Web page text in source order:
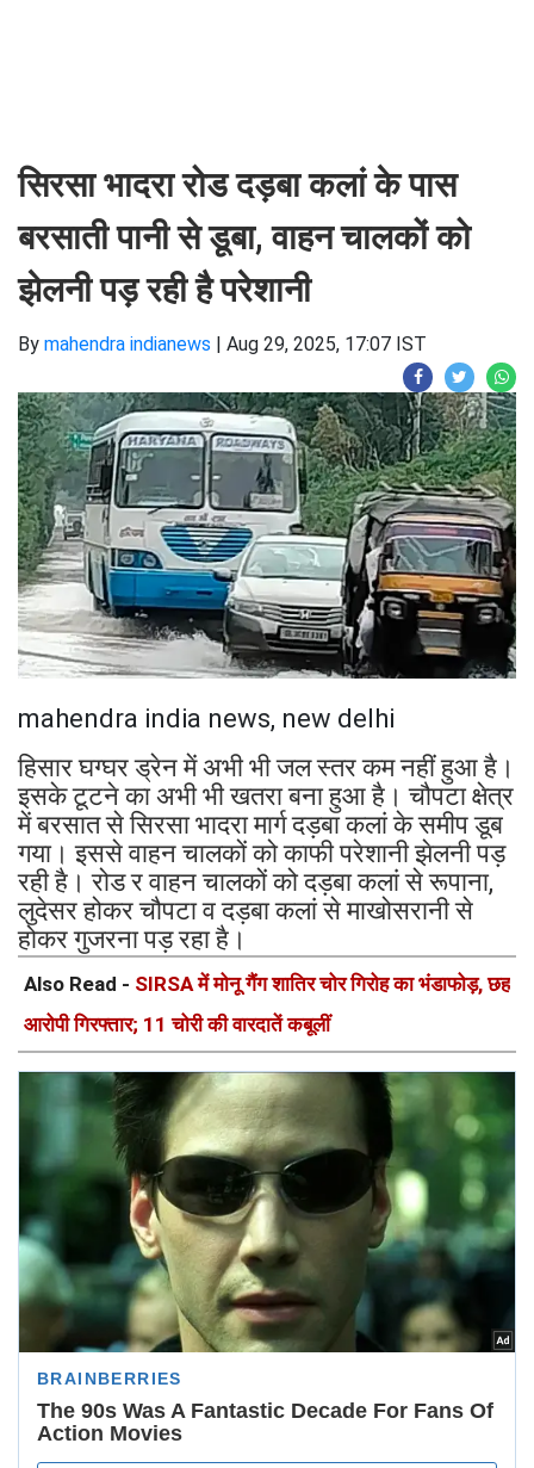
सिरसा भादरा रोड दड़बा कलां के पास
बरसाती पानी से डूबा, वाहन चालकों को
झेलनी पड़ रही है परेशानी
By mahendra indianews | Aug 29, 2025, 17:07 IST
mahendra india news, new delhi
हिसार घग्घर ड्रेन में अभी भी जल स्तर कम नहीं हुआ है।
इसके टूटने का अभी भी खतरा बना हुआ है। चौपटा क्षेत्र
में बरसात से सिरसा भादरा मार्ग दड़बा कलां के समीप डूब
गया। इससे वाहन चालकों को काफी परेशानी झेलनी पड़
रही है। रोड र वाहन चालकों को दड़बा कलां से रूपाना,
लुदेसर होकर चौपटा व दड़बा कलां से माखोसरानी से
होकर गुजरना पड़ रहा है।
Also Read - SIRSA में मोनू गैंग शातिर चोर गिरोह का भंडाफोड़, छह
आरोपी गिरफ्तार; 11 चोरी की वारदातें कबूलीं